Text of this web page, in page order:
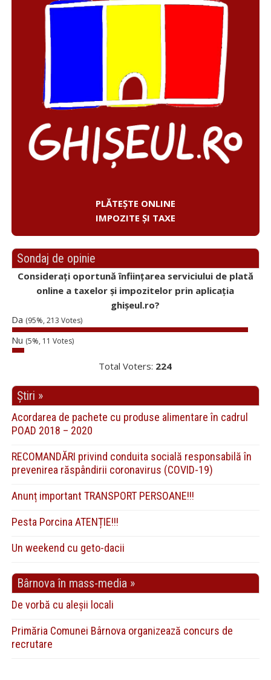
PLĂTEȘTE ONLINE
IMPOZITE ȘI TAXE
Sondaj de opinie
Considerați oportună înființarea serviciului de plată
online a taxelor și impozitelor prin aplicația
ghișeul.ro?
Da (95%, 213 Votes)
Nu (5%, 11 Votes)
Total Voters: 224
Știri »
Acordarea de pachete cu produse alimentare în cadrul
POAD 2018 – 2020
RECOMANDĂRI privind conduita socială responsabilă în
prevenirea răspândirii coronavirus (COVID-19)
Anunț important TRANSPORT PERSOANE!!!
Pesta Porcina ATENȚIE!!!
Un weekend cu geto-dacii
Bârnova în mass-media »
De vorbă cu aleșii locali
Primăria Comunei Bârnova organizează concurs de
recrutare